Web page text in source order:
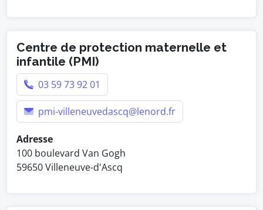
Centre de protection maternelle et
infantile (PMI)
03 59 73 92 01
pmi-villeneuvedascq@lenord.fr
Adresse
100 boulevard Van Gogh
59650 Villeneuve-d'Ascq